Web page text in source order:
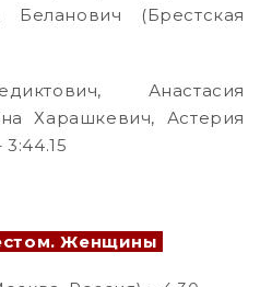
Беланович (Брестская
Анастасия
Харашкевич, Астерия
Женщины